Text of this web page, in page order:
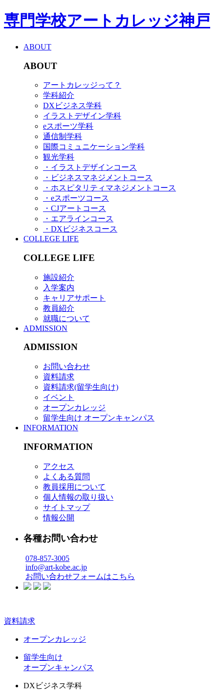
専門学校アートカレッジ神戸
ABOUT
ABOUT
アートカレッジって？
学科紹介
DXビジネス学科
イラストデザイン学科
eスポーツ学科
通信制学科
国際コミュニケーション学科
観光学科
・イラストデザインコース
・ビジネスマネジメントコース
・ホスピタリティマネジメントコース
・eスポーツコース
・CJアートコース
・エアラインコース
・DXビジネスコース
COLLEGE LIFE
COLLEGE LIFE
施設紹介
入学案内
キャリアサポート
教員紹介
就職について
ADMISSION
ADMISSION
お問い合わせ
資料請求
資料請求(留学生向け)
イベント
オープンカレッジ
留学生向け オープンキャンパス
INFORMATION
INFORMATION
アクセス
よくある質問
教員採用について
個人情報の取り扱い
サイトマップ
情報公開
各種お問い合わせ
078-857-3005
info@art-kobe.ac.jp
お問い合わせフォームはこちら
資料請求
オープンカレッジ
留学生向け
オープンキャンパス
DXビジネス学科